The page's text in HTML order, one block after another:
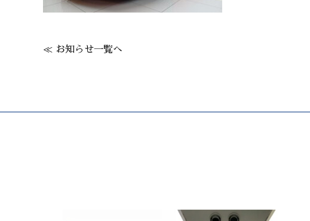
≪ お知らせ一覧へ